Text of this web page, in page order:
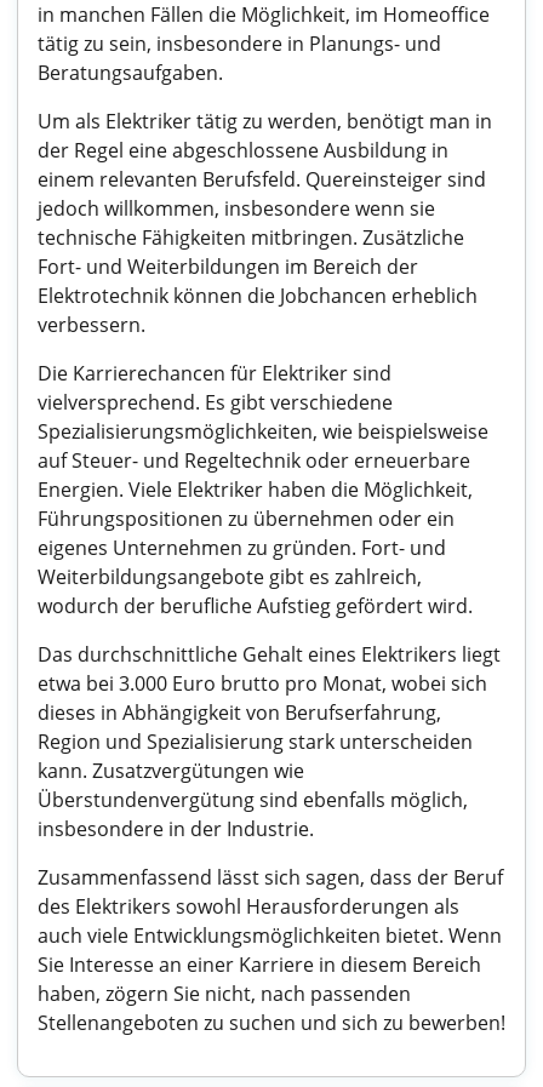
in manchen Fällen die Möglichkeit, im Homeoffice
tätig zu sein, insbesondere in Planungs- und
Beratungsaufgaben.
Um als Elektriker tätig zu werden, benötigt man in
der Regel eine abgeschlossene Ausbildung in
einem relevanten Berufsfeld. Quereinsteiger sind
jedoch willkommen, insbesondere wenn sie
technische Fähigkeiten mitbringen. Zusätzliche
Fort- und Weiterbildungen im Bereich der
Elektrotechnik können die Jobchancen erheblich
verbessern.
Die Karrierechancen für Elektriker sind
vielversprechend. Es gibt verschiedene
Spezialisierungsmöglichkeiten, wie beispielsweise
auf Steuer- und Regeltechnik oder erneuerbare
Energien. Viele Elektriker haben die Möglichkeit,
Führungspositionen zu übernehmen oder ein
eigenes Unternehmen zu gründen. Fort- und
Weiterbildungsangebote gibt es zahlreich,
wodurch der berufliche Aufstieg gefördert wird.
Das durchschnittliche Gehalt eines Elektrikers liegt
etwa bei 3.000 Euro brutto pro Monat, wobei sich
dieses in Abhängigkeit von Berufserfahrung,
Region und Spezialisierung stark unterscheiden
kann. Zusatzvergütungen wie
Überstundenvergütung sind ebenfalls möglich,
insbesondere in der Industrie.
Zusammenfassend lässt sich sagen, dass der Beruf
des Elektrikers sowohl Herausforderungen als
auch viele Entwicklungsmöglichkeiten bietet. Wenn
Sie Interesse an einer Karriere in diesem Bereich
haben, zögern Sie nicht, nach passenden
Stellenangeboten zu suchen und sich zu bewerben!